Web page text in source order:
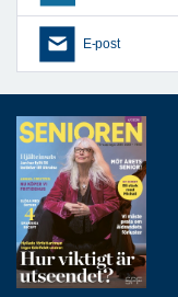
E-post